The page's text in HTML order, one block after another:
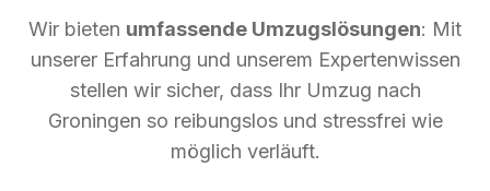
Wir bieten umfassende Umzugslösungen: Mit
unserer Erfahrung und unserem Expertenwissen
stellen wir sicher, dass Ihr Umzug nach
Groningen so reibungslos und stressfrei wie
möglich verläuft.